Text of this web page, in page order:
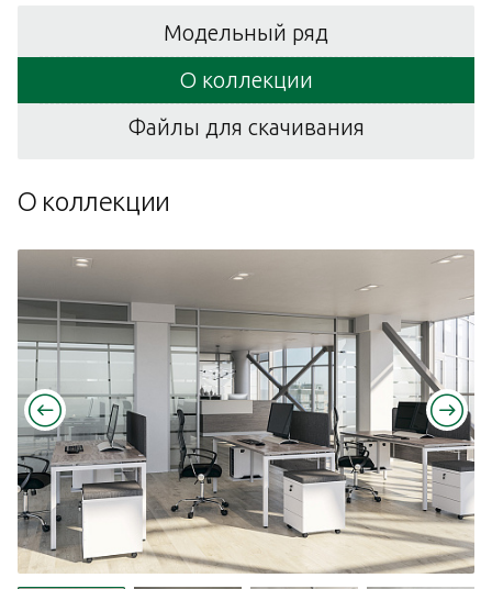
Модельный ряд
О коллекции
Файлы для скачивания
О коллекции